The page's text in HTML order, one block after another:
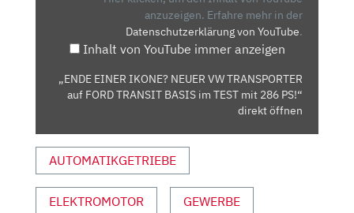
TRANSIT
BASIS
MIT
286
PS!“
VON
anzuzeigen. Erfahre mehr in der
Datenschutzerklärung von YouTube.
Inhalt von YouTube immer anzeigen
„ENDE EINER IKONE? NEUER VW TRANSPORTER
auf FORD TRANSIT BASIS im TEST mit 286 PS!“
direkt öffnen
AUTOMATIKGETRIEBE
ELEKTROMOTOR GEWERBE